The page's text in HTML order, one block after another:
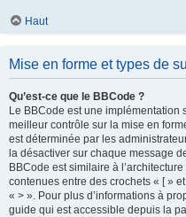
Haut
Mise en forme et types de
Qu’est-ce que le BBCode ?
Le BBCode est une implémentation
meilleur contrôle sur la mise en
est déterminée par les
la désactiver sur chaque message
BBCode est similaire à
contenues entre des crochets « [ »
« > ». Pour plus d’informations à
guide qui est accessible depuis la